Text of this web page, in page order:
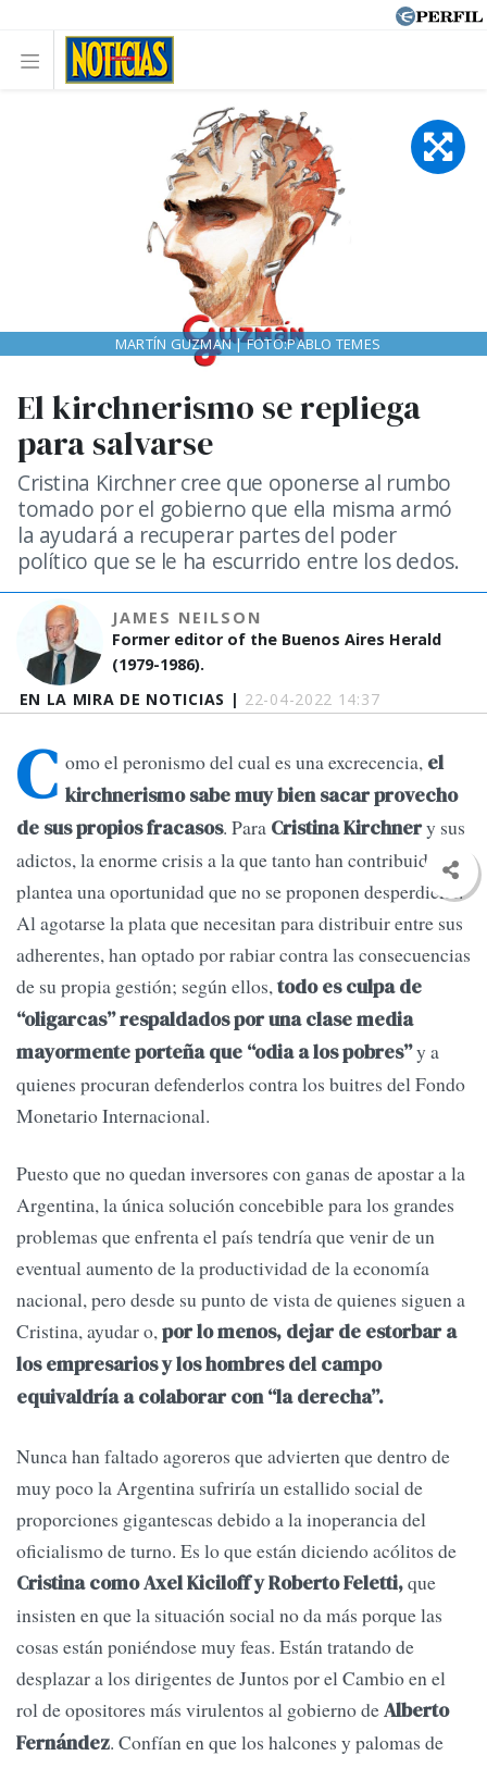
EN LA MIRA DE NOTICIAS | 22-04-2022 14:37
El kirchnerismo se repliega
para salvarse
Cristina Kirchner cree que oponerse al rumbo
tomado por el gobierno que ella misma armó
la ayudará a recuperar partes del poder
político que se le ha escurrido entre los dedos.
JAMES NEILSON
Former editor of the Buenos Aires Herald
(1979-1986).
MARTÍN GUZMAN | FOTO:PABLO TEMES
C omo el peronismo del cual es una excrecencia, el
kirchnerismo sabe muy bien sacar provecho
de sus propios fracasos. Para Cristina Kirchnery sus
adictos, la enorme crisis a la que tanto han contribuido
plantea una oportunidad que no se proponen desperdiciar.
Al agotarse la plata que necesitan para distribuir entre sus
adherentes, han optado por rabiar contra las consecuencias
de su propia gestión; según ellos,todo es culpa de
“oligarcas” respaldados por una clase media
mayormente porteña que “odia a los pobres”y a
quienes procuran defenderlos contra los buitres del Fondo
Monetario Internacional.
Puesto que no quedan inversores con ganas de apostar a la
Argentina, la única solución concebible para los grandes
problemas que enfrenta el país tendría que venir de un
eventual aumento de la productividad de la economía
nacional, pero desde su punto de vista de quienes siguen a
Cristina, ayudar o,por lo menos, dejar de estorbar a
los empresarios y los hombres del campo
equivaldría a colaborar con “la derecha”.
Nunca han faltado agoreros que advierten que dentro de
muy poco la Argentina sufriría un estallido social de
proporciones gigantescas debido a la inoperancia del
oficialismo de turno. Es lo que están diciendo acólitos de
Cristina como Axel Kiciloff y Roberto Feletti,que
insisten en que la situación social no da más porque las
cosas están poniéndose muy feas. Están tratando de
desplazar a los dirigentes de Juntos por el Cambio en el
rol de opositores más virulentos al gobierno deAlberto
Fernández. Confían en que los halcones y palomas de